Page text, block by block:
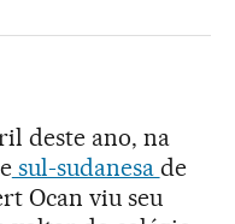
deste ano, na
sul-sudanesa de
Ocan viu seu